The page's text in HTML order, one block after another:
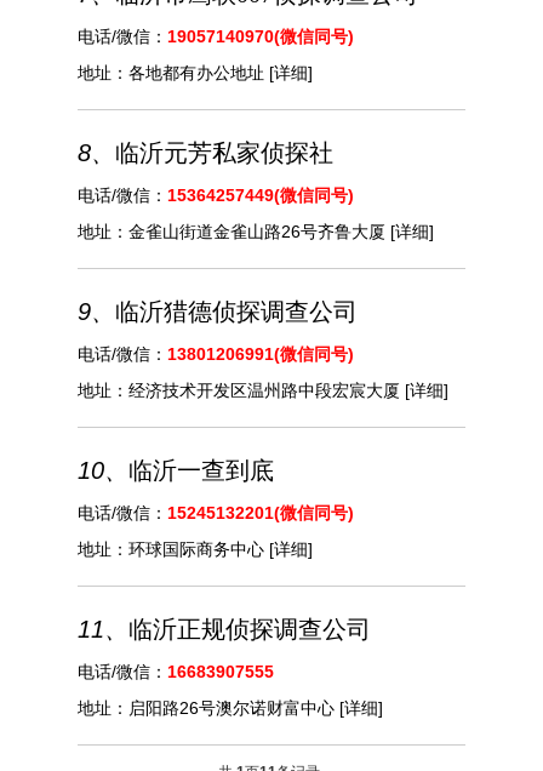
电话/微信： 19057140970(微信同号)
地址： 各地都有办公地址 [详细]
8、 临沂元芳私家侦探社
电话/微信： 15364257449(微信同号)
地址： 金雀山街道金雀山路26号齐鲁大厦 [详细]
9、 临沂猎德侦探调查公司
电话/微信： 13801206991(微信同号)
地址： 经济技术开发区温州路中段宏宸大厦 [详细]
10、 临沂一查到底
电话/微信： 15245132201(微信同号)
地址： 环球国际商务中心 [详细]
11、 临沂正规侦探调查公司
电话/微信： 16683907555
地址： 启阳路26号澳尔诺财富中心 [详细]